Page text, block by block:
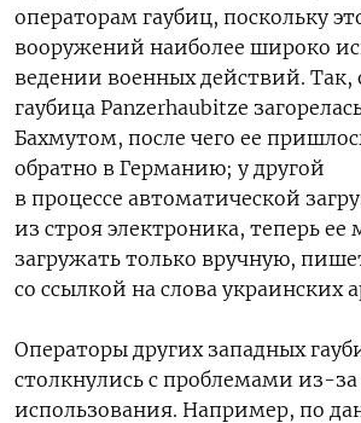
операторам гаубиц, поскольку
вооружений наиболее широко
ведении военных действий. Так,
гаубица Panzerhaubitze
Бахмутом, после чего ее
обратно в Германию; у другой
в процессе автоматической
из строя электроника, теперь
загружать только вручную,
со ссылкой на слова украинских
Операторы других западных
столкнулись с проблемами из-за
использования. Например, по